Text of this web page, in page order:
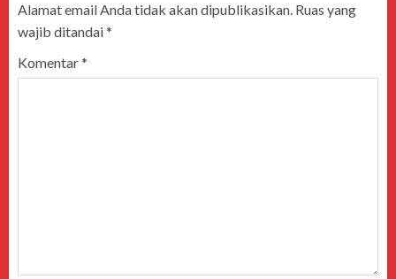
Alamat email Anda tidak akan dipublikasikan. Ruas yang
wajib ditandai*
Komentar*